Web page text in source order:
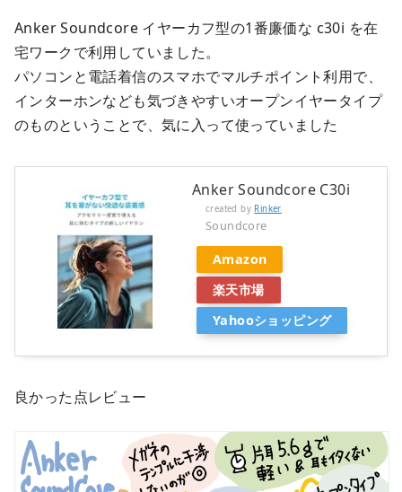
Anker Soundcore イヤーカフ型の1番廉価な c30i を在
宅ワークで利用していました。
パソコンと電話着信のスマホでマルチポイント利用で、
インターホンなども気づきやすいオープンイヤータイプ
のものということで、気に入って使っていました
Anker Soundcore C30i
created by Rinker
Soundcore
Amazon
楽天市場
Yahooショッピング
良かった点レビュー